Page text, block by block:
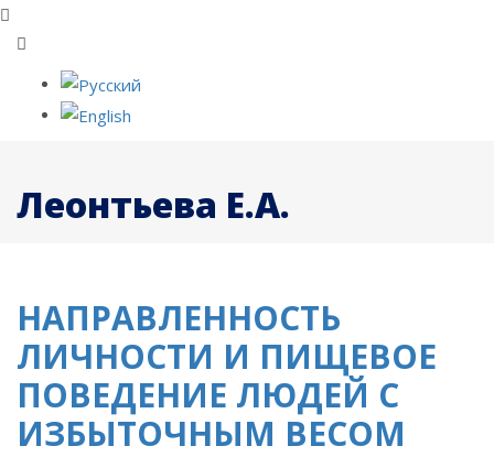
Леонтьева Е.А.
НАПРАВЛЕННОСТЬ
ЛИЧНОСТИ И ПИЩЕВОЕ
ПОВЕДЕНИЕ ЛЮДЕЙ С
ИЗБЫТОЧНЫМ ВЕСОМ